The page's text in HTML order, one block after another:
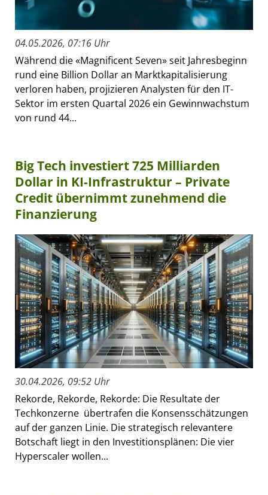
04.05.2026, 07:16 Uhr
Während die «Magnificent Seven» seit Jahresbeginn
rund eine Billion Dollar an Marktkapitalisierung
verloren haben, projizieren Analysten für den IT-
Sektor im ersten Quartal 2026 ein Gewinnwachstum
von rund 44...
Big Tech investiert 725 Milliarden
Dollar in KI-Infrastruktur – Private
Credit übernimmt zunehmend die
Finanzierung
30.04.2026, 09:52 Uhr
Rekorde, Rekorde, Rekorde: Die Resultate der
Techkonzerne übertrafen die Konsensschätzungen
auf der ganzen Linie. Die strategisch relevantere
Botschaft liegt in den Investitionsplänen: Die vier
Hyperscaler wollen...